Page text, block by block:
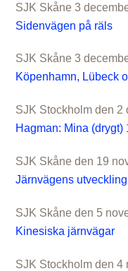
SJK Skåne 3
Sidenvägen på räls
SJK Skåne 3
Köpenhamn, Lübeck
SJK Stockholm den
Hagman: Mina (drygt)
SJK Skåne den 19
Järnvägens
SJK Skåne den 5
Kinesiska järnvägar
SJK Stockholm den 4